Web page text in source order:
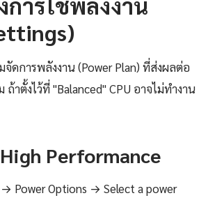
จัดการพลังงาน (Power Plan) ที่ส่งผลต่อ
าตั้งไว้ที่ "Balanced" CPU อาจไม่ทำงาน
Performance
Power Options → Select a power